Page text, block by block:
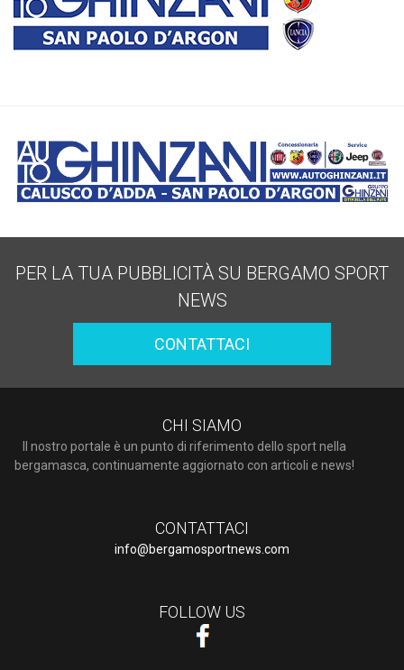
PER LA TUA PUBBLICITÀ SU BERGAMO SPORT
NEWS
CONTATTACI
CHI SIAMO
Il nostro portale è un punto di riferimento dello sport nella
bergamasca, continuamente aggiornato con articoli e news!
CONTATTACI
info@bergamosportnews.com
FOLLOW US